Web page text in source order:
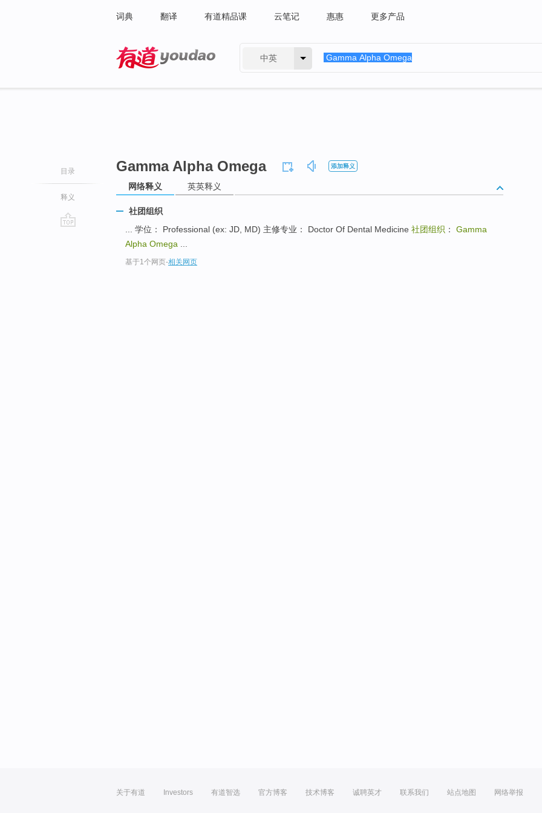
词典 翻译 有道精品课 云笔记 惠惠 更多产品
中英
目录
释义
Gamma Alpha Omega 添加释义
网络释义 英英释义
社团组织
... 学位： Professional (ex: JD, MD) 主修专业： Doctor Of Dental Medicine 社团组织 ： Gamma
Alpha Omega
基于1个网页-相关网页
关于有道 Investors 有道智选 官方博客 技术博客 诚聘英才 联系我们 站点地图 网络举报